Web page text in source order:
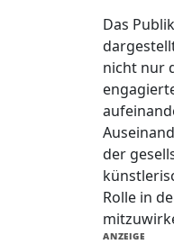
Das
nicht nur
der
Rolle in
ANZEIGE